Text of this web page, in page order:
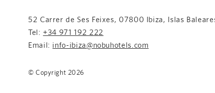
52 Carrer de Ses Feixes, 07800 Ibiza, Islas
Tel: +34 971 192 222
Email: info-ibiza@nobuhotels.com
© Copyright 2026